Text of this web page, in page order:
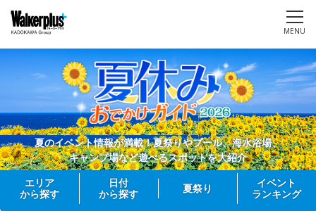
MENU
夏のイベント情報が満載！夏祭りやプール、海水浴場、
キャンプ場など遊べるスポットを大紹介
エリア
から探す
日付
から探す
夏祭り
イベント
ランキング